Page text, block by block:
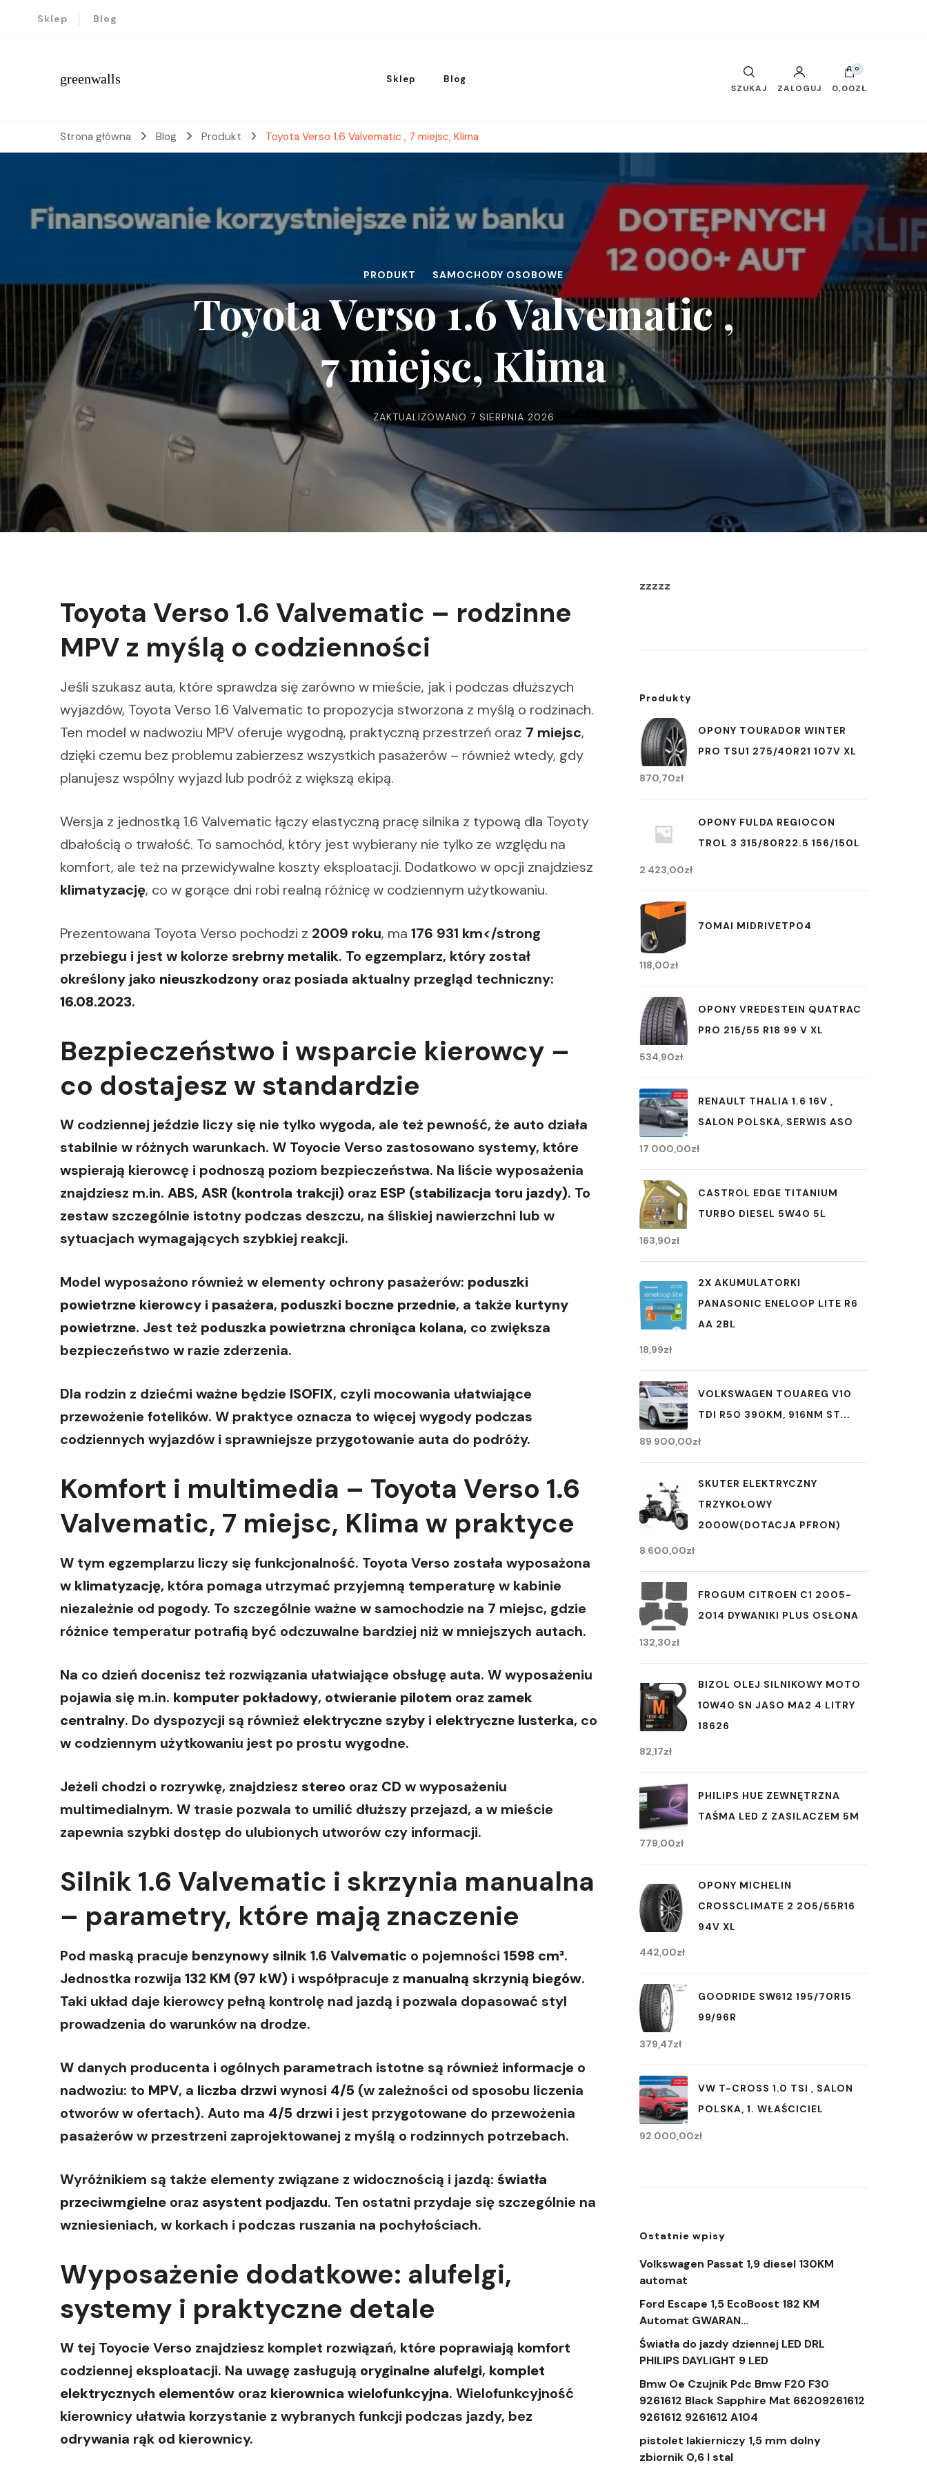
Sklep Blog
greenwalls Sklep Blog
SZUKAJ ZALOGUJ
0
0,00ZŁ
Strona główna Blog Produkt Toyota Verso 1.6 Valvematic , 7 miejsc, Klima
PRODUKT SAMOCHODY OSOBOWE
Toyota Verso 1.6 Valvematic ,
7 miejsc, Klima
ZAKTUALIZOWANO 7 SIERPNIA 2026
Toyota Verso 1.6 Valvematic – rodzinne
MPV z myślą o codzienności
Jeśli szukasz auta, które sprawdza się zarówno w mieście, jak i podczas dłuższych
wyjazdów, Toyota Verso 1.6 Valvematic to propozycja stworzona z myślą o rodzinach.
Ten model w nadwoziu MPV oferuje wygodną, praktyczną przestrzeń oraz 7 miejsc,
dzięki czemu bez problemu zabierzesz wszystkich pasażerów – również wtedy, gdy
planujesz wspólny wyjazd lub podróż z większą ekipą.
Wersja z jednostką 1.6 Valvematic łączy elastyczną pracę silnika z typową dla Toyoty
dbałością o trwałość. To samochód, który jest wybierany nie tylko ze względu na
komfort, ale też na przewidywalne koszty eksploatacji. Dodatkowo w opcji znajdziesz
klimatyzację, co w gorące dni robi realną różnicę w codziennym użytkowaniu.
Prezentowana Toyota Verso pochodzi z 2009 roku, ma 176 931 km</strong
przebiegu i jest w kolorze srebrny metalik. To egzemplarz, który został
określony jako nieuszkodzony oraz posiada aktualny przegląd techniczny:
16.08.2023.
Bezpieczeństwo i wsparcie kierowcy –
co dostajesz w standardzie
W codziennej jeździe liczy się nie tylko wygoda, ale też pewność, że auto działa
stabilnie w różnych warunkach. W Toyocie Verso zastosowano systemy, które
wspierają kierowcę i podnoszą poziom bezpieczeństwa. Na liście wyposażenia
znajdziesz m.in. ABS, ASR (kontrola trakcji) oraz ESP (stabilizacja toru jazdy). To
zestaw szczególnie istotny podczas deszczu, na śliskiej nawierzchni lub w
sytuacjach wymagających szybkiej reakcji.
Model wyposażono również w elementy ochrony pasażerów: poduszki
powietrzne kierowcy i pasażera, poduszki boczne przednie, a także kurtyny
powietrzne. Jest też poduszka powietrzna chroniąca kolana, co zwiększa
bezpieczeństwo w razie zderzenia.
Dla rodzin z dziećmi ważne będzie ISOFIX, czyli mocowania ułatwiające
przewożenie fotelików. W praktyce oznacza to więcej wygody podczas
codziennych wyjazdów i sprawniejsze przygotowanie auta do podróży.
Komfort i multimedia – Toyota Verso 1.6
Valvematic, 7 miejsc, Klima w praktyce
W tym egzemplarzu liczy się funkcjonalność. Toyota Verso została wyposażona
w klimatyzację, która pomaga utrzymać przyjemną temperaturę w kabinie
niezależnie od pogody. To szczególnie ważne w samochodzie na 7 miejsc, gdzie
różnice temperatur potrafią być odczuwalne bardziej niż w mniejszych autach.
Na co dzień docenisz też rozwiązania ułatwiające obsługę auta. W wyposażeniu
pojawia się m.in. komputer pokładowy, otwieranie pilotem oraz zamek
centralny. Do dyspozycji są również elektryczne szyby i elektryczne lusterka, co
w codziennym użytkowaniu jest po prostu wygodne.
Jeżeli chodzi o rozrywkę, znajdziesz stereo oraz CD w wyposażeniu
multimedialnym. W trasie pozwala to umilić dłuższy przejazd, a w mieście
zapewnia szybki dostęp do ulubionych utworów czy informacji.
Silnik 1.6 Valvematic i skrzynia manualna
– parametry, które mają znaczenie
Pod maską pracuje benzynowy silnik 1.6 Valvematic o pojemności 1598 cm³.
Jednostka rozwija 132 KM (97 kW) i współpracuje z manualną skrzynią biegów.
Taki układ daje kierowcy pełną kontrolę nad jazdą i pozwala dopasować styl
prowadzenia do warunków na drodze.
W danych producenta i ogólnych parametrach istotne są również informacje o
nadwoziu: to MPV, a liczba drzwi wynosi 4/5 (w zależności od sposobu liczenia
otworów w ofertach). Auto ma 4/5 drzwi i jest przygotowane do przewożenia
pasażerów w przestrzeni zaprojektowanej z myślą o rodzinnych potrzebach.
Wyróżnikiem są także elementy związane z widocznością i jazdą: światła
przeciwmgielne oraz asystent podjazdu. Ten ostatni przydaje się szczególnie na
wzniesieniach, w korkach i podczas ruszania na pochyłościach.
Wyposażenie dodatkowe: alufelgi,
systemy i praktyczne detale
W tej Toyocie Verso znajdziesz komplet rozwiązań, które poprawiają komfort
codziennej eksploatacji. Na uwagę zasługują oryginalne alufelgi, komplet
elektrycznych elementów oraz kierownica wielofunkcyjna. Wielofunkcyjność
kierownicy ułatwia korzystanie z wybranych funkcji podczas jazdy, bez
odrywania rąk od kierownicy.
zzzzz
Produkty
OPONY TOURADOR WINTER
PRO TSU1 275/40R21 107V XL
870,70zł
OPONY FULDA REGIOCON
TROL 3 315/80R22.5 156/150L
2 423,00zł
70MAI MIDRIVETP04
118,00zł
OPONY VREDESTEIN QUATRAC
PRO 215/55 R18 99 V XL
534,90zł
RENAULT THALIA 1.6 16V ,
SALON POLSKA, SERWIS ASO
17 000,00zł
CASTROL EDGE TITANIUM
TURBO DIESEL 5W40 5L
163,90zł
2X AKUMULATORKI
PANASONIC ENELOOP LITE R6
AA 2BL
18,99zł
VOLKSWAGEN TOUAREG V10
TDI R50 390KM, 916NM ST...
89 900,00zł
SKUTER ELEKTRYCZNY
TRZYKOŁOWY
2000W(DOTACJA PFRON)
8 600,00zł
FROGUM CITROEN C1 2005-
2014 DYWANIKI PLUS OSŁONA
132,30zł
BIZOL OLEJ SILNIKOWY MOTO
10W40 SN JASO MA2 4 LITRY
18626
82,17zł
PHILIPS HUE ZEWNĘTRZNA
TAŚMA LED Z ZASILACZEM 5M
779,00zł
OPONY MICHELIN
CROSSCLIMATE 2 205/55R16
94V XL
442,00zł
GOODRIDE SW612 195/70R15
99/96R
379,47zł
VW T-CROSS 1.0 TSI , SALON
POLSKA, 1. WŁAŚCICIEL
92 000,00zł
Ostatnie wpisy
Volkswagen Passat 1,9 diesel 130KM
automat
Ford Escape 1,5 EcoBoost 182 KM
Automat GWARAN…
Światła do jazdy dziennej LED DRL
PHILIPS DAYLIGHT 9 LED
Bmw Oe Czujnik Pdc Bmw F20 F30
9261612 Black Sapphire Mat 66209261612
9261612 9261612 A104
pistolet lakierniczy 1,5 mm dolny
zbiornik 0,6 l stal